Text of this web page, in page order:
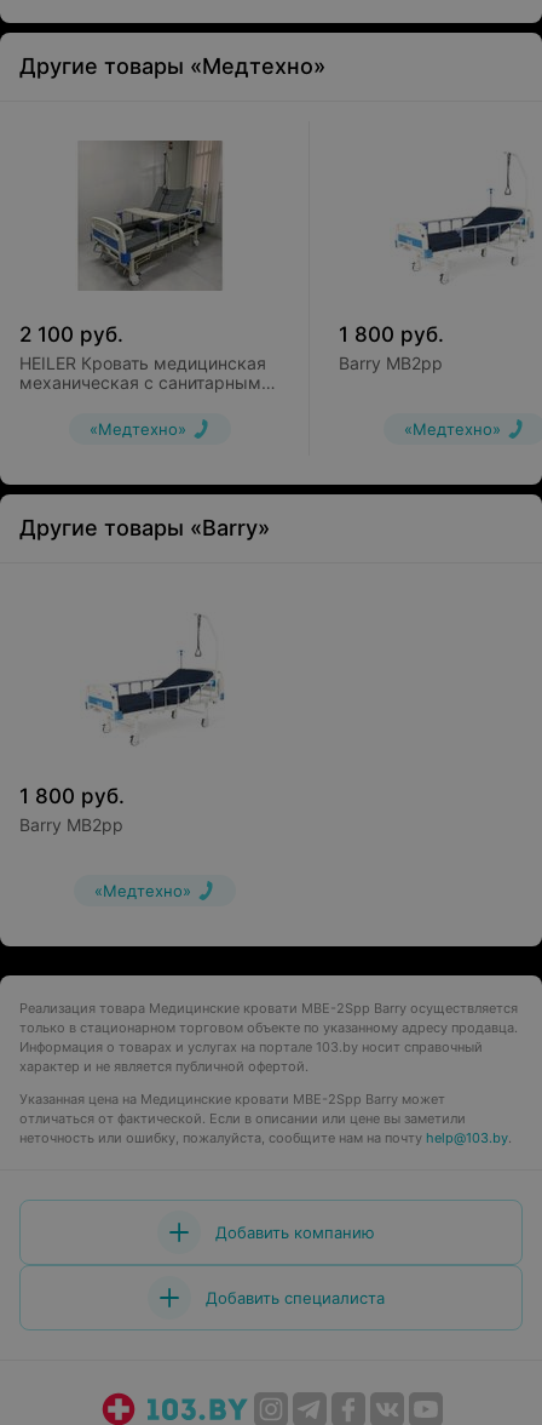
Другие товары «Медтехно»
2 100 руб.
HEILER Кровать медицинская
механическая с санитарным
«Медтехно»
1 800 руб.
Barry MB2pp
«Медтехно»
Другие товары «Barry»
1 800 руб.
Barry MB2pp
«Медтехно»
Реализация товара Медицинские кровати MBE-2Spp Barry осуществляется
только в стационарном торговом объекте по указанному адресу продавца.
Информация о товарах и услугах на портале 103.by носит справочный
характер и не является публичной офертой.
Указанная цена на Медицинские кровати MBE-2Spp Barry может
отличаться от фактической. Если в описании или цене вы заметили
неточность или ошибку, пожалуйста, сообщите нам на почту help@103.by.
Добавить компанию
Добавить специалиста